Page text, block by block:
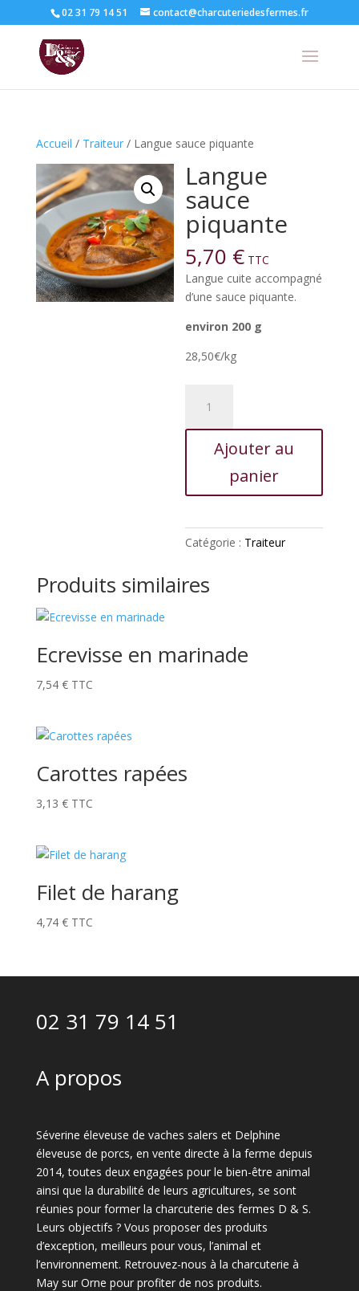
02 31 79 14 51 contact@charcuteriedesfermes.fr
Accueil / Traiteur/ Langue sauce piquante
Langue
sauce
piquante
5,70 € TTC
Langue cuite accompagné
d’une sauce piquante.
environ 200 g
28,50€/kg
Langue
sauceAjouter au
panier
Catégorie : Traiteur
Produits similaires
Ecrevisse en marinade
7,54 € TTC
Carottes rapées
3,13 € TTC
Filet de harang
4,74 € TTC
02 31 79 14 51
A propos
Séverine éleveuse de vaches salers et Delphine
éleveuse de porcs, en vente directe à la ferme depuis
2014, toutes deux engagées pour le bien-être animal
ainsi que la durabilité de leurs agricultures, se sont
réunies pour former la charcuterie des fermes D & S.
Leurs objectifs ? Vous proposer des produits
d’exception, meilleurs pour vous, l’animal et
l’environnement. Retrouvez-nous à la charcuterie à
May sur Orne pour profiter de nos produits.